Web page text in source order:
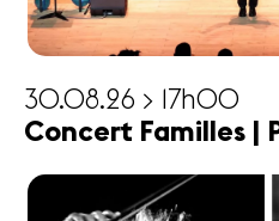
30.08.26 > 17h00
Concert Familles |